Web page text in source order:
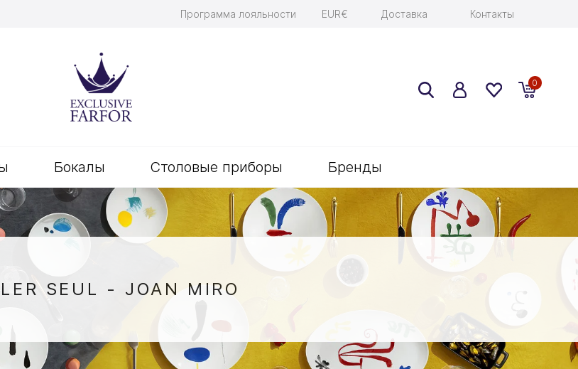
Программа лояльности EUR€ Доставка Контакты
0
Бокалы Столовые приборы Бренды
SEUL - JOAN MIRO